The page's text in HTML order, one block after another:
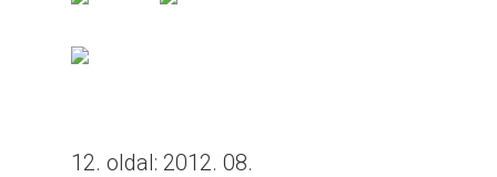
12. oldal: 2012. 08.